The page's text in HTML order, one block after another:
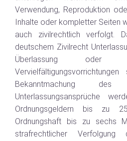
Verwendung, Reproduktion
Inhalte oder kompletter Seiten
auch zivilrechtlich verfolgt.
deutschem Zivilrecht
Überlassung oder
Bekanntmachung
Unterlassungsansprüche
Ordnungsgeldern bis zu
Ordnungshaft bis zu sechs
strafrechtlicher Verfolgung